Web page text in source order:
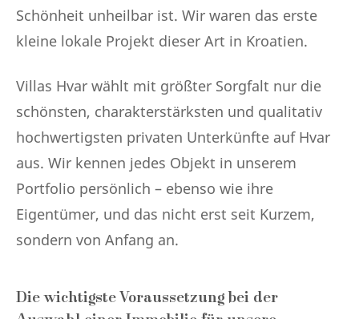
Schönheit unheilbar ist. Wir waren das erste
kleine lokale Projekt dieser Art in Kroatien.
Villas Hvar wählt mit größter Sorgfalt nur die
schönsten, charakterstärksten und qualitativ
hochwertigsten privaten Unterkünfte auf Hvar
aus. Wir kennen jedes Objekt in unserem
Portfolio persönlich – ebenso wie ihre
Eigentümer, und das nicht erst seit Kurzem,
sondern von Anfang an.
Die wichtigste Voraussetzung bei der